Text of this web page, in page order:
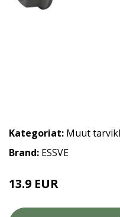
Kategoriat: Muut
Brand: ESSVE
13.9 EUR